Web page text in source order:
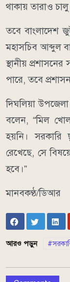
থাকায় তারাও
তবে বাংলাদেশ
মহাসচিব আব্দুল
স্থানীয়
পারে, তবে
দিঘলিয়া
বলেন, “মিল
হয়নি। সরকারি
রেখেছে, সে
হবে।”
মানবকণ্ঠ/ডিআর
আরও পড়ুন